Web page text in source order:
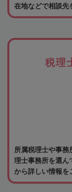
在地などで相談先
税理
所属税理士や事務
理士事務所を選ん
から詳しい情報を